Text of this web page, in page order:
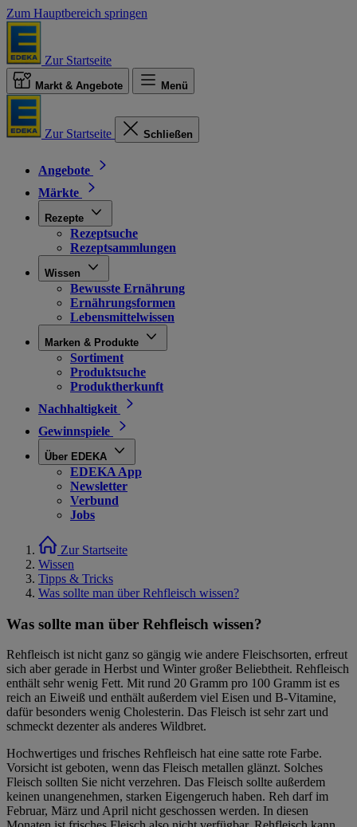
Zum Hauptbereich springen
Zur Startseite
Markt & Angebote Menü
Zur Startseite Schließen
Angebote
Märkte
Rezepte
Rezeptsuche
Rezeptsammlungen
Wissen
Bewusste Ernährung
Ernährungsformen
Lebensmittelwissen
Marken & Produkte
Sortiment
Produktsuche
Produktherkunft
Nachhaltigkeit
Gewinnspiele
Über EDEKA
EDEKA App
Newsletter
Verbund
Jobs
Zur Startseite
Wissen
Tipps & Tricks
Was sollte man über Rehfleisch wissen?
Was sollte man über Rehfleisch wissen?
Rehfleisch ist nicht ganz so gängig wie andere Fleischsorten, erfreut
sich aber gerade in Herbst und Winter großer Beliebtheit. Rehfleisch
enthält sehr wenig Fett. Mit rund 20 Gramm pro 100 Gramm ist es
reich an Eiweiß und enthält außerdem viel Eisen und B-Vitamine,
dafür besonders wenig Cholesterin. Das Fleisch ist sehr zart und
schmeckt dezenter als anderes Wildbret.
Hochwertiges und frisches Rehfleisch hat eine satte rote Farbe.
Vorsicht ist geboten, wenn das Fleisch metallen glänzt. Solches
Fleisch sollten Sie nicht verzehren. Das Fleisch sollte außerdem
keinen unangenehmen, starken Eigengeruch haben. Reh darf im
Februar, März und April nicht geschossen werden. In diesen